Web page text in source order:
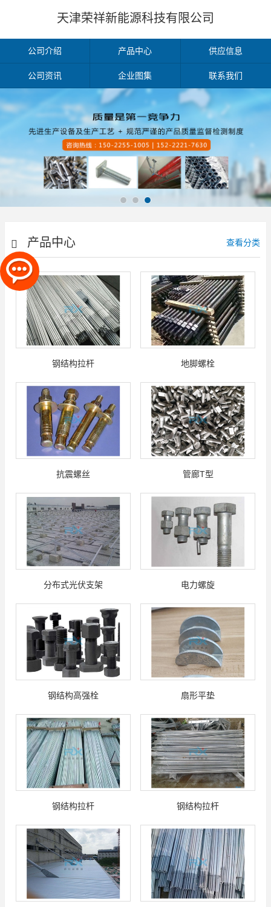
天津荣祥新能源科技有限公司
公司介绍 产品中心 供应信息
公司资讯 企业图集 联系我们
产品中心 查看分类
钢结构拉杆 地脚螺栓
抗震螺丝 管廊T型
分布式光伏支架 电力螺旋
钢结构高强栓 扇形平垫
钢结构拉杆 钢结构拉杆